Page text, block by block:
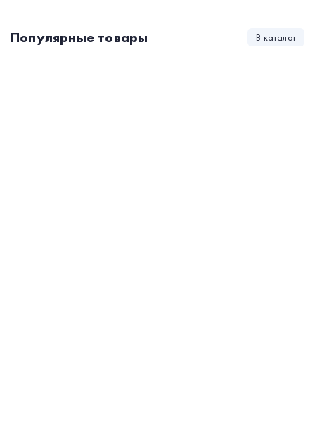
Популярные товары В каталог